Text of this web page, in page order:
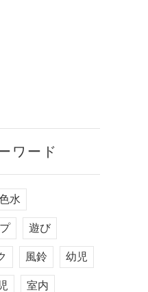
ワード
水
遊び
風鈴 幼児
室内